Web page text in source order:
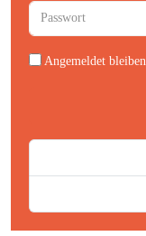
Angemeldet bleiben